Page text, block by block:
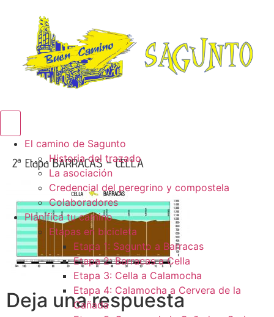
El camino de Sagunto
Historia del trazado
La asociación
Credencial del peregrino y compostela
Colaboradores
Planifica tu camino
Etapas en bicicleta
Etapa 1: Sagunto a Barracas
Etapa 2: Barracas a Cella
Etapa 3: Cella a Calamocha
Etapa 4: Calamocha a Cervera de la
Cañada
2ª Etapa BARRACAS – CELLA
Deja una respuesta